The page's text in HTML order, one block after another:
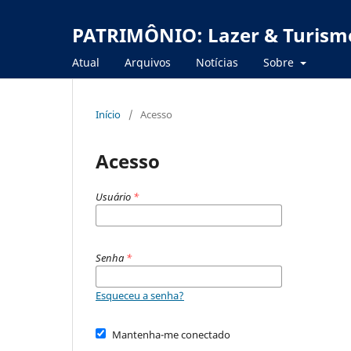
PATRIMÔNIO: Lazer &
Atual Arquivos Notícias Sobre
Início / Acesso
Acesso
Usuário *
Senha *
Esqueceu a senha?
Mantenha-me conectado